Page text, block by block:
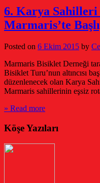
6. Karya
Marmaris’te
Posted on 6 Ekim 2015 by
Marmaris Bisiklet Derneği
Bisiklet Turu’nun altıncısı
düzenlenecek olan Karya
Marmaris sahillerinin eşsiz
» Read more
Köşe Yazıları